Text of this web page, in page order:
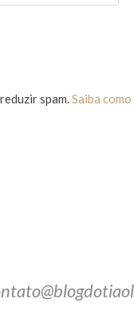
spam.Saiba